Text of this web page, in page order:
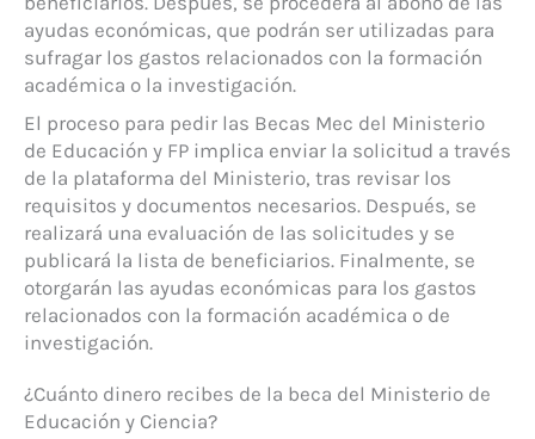
ayudas económicas, que podrán ser utilizadas para
sufragar los gastos relacionados con la formación
académica o la investigación.
El proceso para pedir las Becas Mec del Ministerio
de Educación y FP implica enviar la solicitud a través
de la plataforma del Ministerio, tras revisar los
requisitos y documentos necesarios. Después, se
realizará una evaluación de las solicitudes y se
publicará la lista de beneficiarios. Finalmente, se
otorgarán las ayudas económicas para los gastos
relacionados con la formación académica o de
investigación.
¿Cuánto dinero recibes de la beca del Ministerio de
Educación y Ciencia?